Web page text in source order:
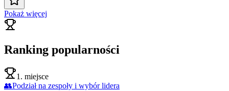
Pokaż więcej
Ranking popularności
1. miejsce
👥Podział na zespoły i wybór lidera